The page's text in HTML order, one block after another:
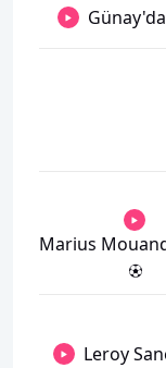
Marius
Leroy